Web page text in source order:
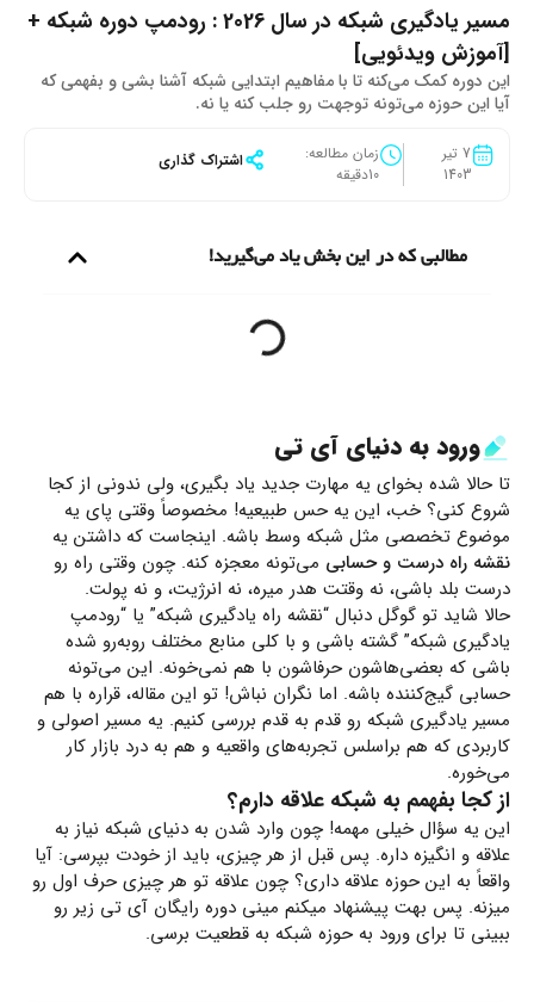
مسیر یادگیری شبکه در سال 2026 : رودمپ دوره شبکه +
[آموزش ویدئویی]
این دوره کمک می‌کنه تا با مفاهیم ابتدایی شبکه آشنا بشی و بفهمی که
آیا این حوزه می‌تونه توجهت رو جلب کنه یا نه.
7 تیر
1403
زمان مطالعه:
10دقیقه
اشتراک گذاری
مطالبی که در این بخش یاد می‌گیرید!
ورود به دنیای آی تی
تا حالا شده بخوای یه مهارت جدید یاد بگیری، ولی ندونی از کجا
شروع کنی؟ خب، این یه حس طبیعیه! مخصوصاً وقتی پای یه
موضوع تخصصی مثل شبکه وسط باشه. اینجاست که داشتن یه
نقشه راه درست و حسابی می‌تونه معجزه کنه. چون وقتی راه رو
درست بلد باشی، نه وقتت هدر میره، نه انرژیت، و نه پولت.
حالا شاید تو گوگل دنبال “نقشه راه یادگیری شبکه” یا “رودمپ
یادگیری شبکه” گشته باشی و با کلی منابع مختلف روبه‌رو شده
باشی که بعضی‌هاشون حرفاشون با هم نمی‌خونه. این می‌تونه
حسابی گیج‌کننده باشه. اما نگران نباش! تو این مقاله، قراره با هم
مسیر یادگیری شبکه رو قدم به قدم بررسی کنیم. یه مسیر اصولی و
کاربردی که هم براسلس تجربه‌های واقعیه و هم به درد بازار کار
می‌خوره.
از کجا بفهمم به شبکه علاقه دارم؟
این یه سؤال خیلی مهمه! چون وارد شدن به دنیای شبکه نیاز به
علاقه و انگیزه داره. پس قبل از هر چیزی، باید از خودت بپرسی: آیا
واقعاً به این حوزه علاقه داری؟ چون علاقه تو هر چیزی حرف اول رو
میزنه. پس بهت پیشنهاد میکنم مینی دوره رایگان آی تی زیر رو
ببینی تا برای ورود به حوزه شبکه به قطعیت برسی.